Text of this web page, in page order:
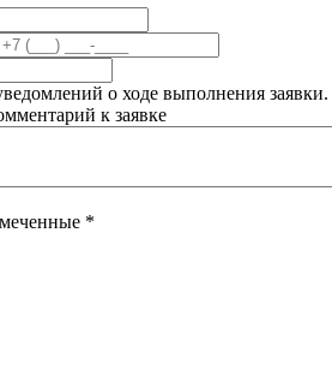
о ходе выполнения заявки.
к заявке
*